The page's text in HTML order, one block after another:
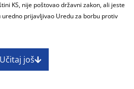
KS, nije poštovao državni zakon, ali jeste
prijavljivao Uredu za borbu protiv
Učitaj još